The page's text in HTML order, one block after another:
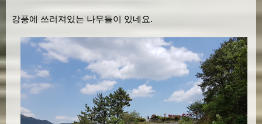
강풍에 쓰러져있는 나무들이 있네요.